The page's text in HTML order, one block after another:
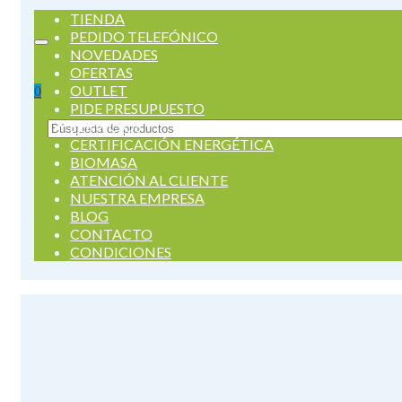
0
Buscar
por:
TIENDA
PEDIDO TELEFÓNICO
NOVEDADES
OFERTAS
OUTLET
PIDE PRESUPUESTO
SERVICIOS
CERTIFICACIÓN ENERGÉTICA
BIOMASA
ATENCIÓN AL CLIENTE
NUESTRA EMPRESA
BLOG
CONTACTO
CONDICIONES